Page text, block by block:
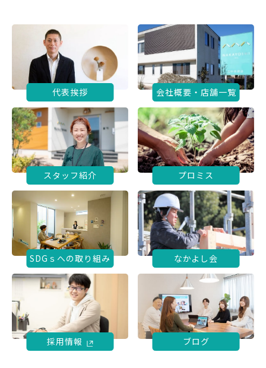
代表挨拶 会社概要・店舗一覧
スタッフ紹介 プロミス
SDGｓへの取り組み なかよし会
採用情報 ブログ